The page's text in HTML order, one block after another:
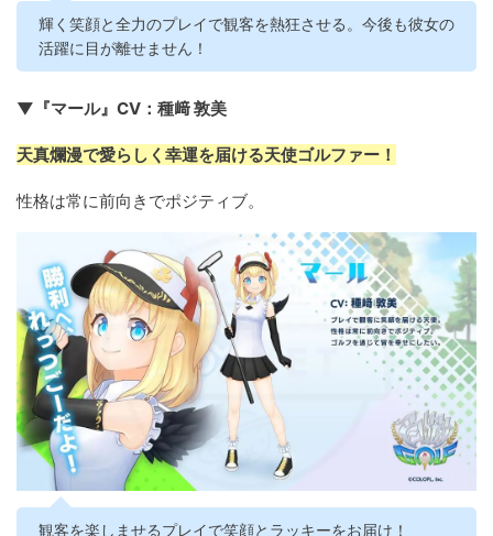
輝く笑顔と全力のプレイで観客を熱狂させる。今後も彼女の
活躍に目が離せません！
▼『マール』CV：種﨑 敦美
天真爛漫で愛らしく幸運を届ける天使ゴルファー！
性格は常に前向きでポジティブ。
観客を楽しませるプレイで笑顔とラッキーをお届け！